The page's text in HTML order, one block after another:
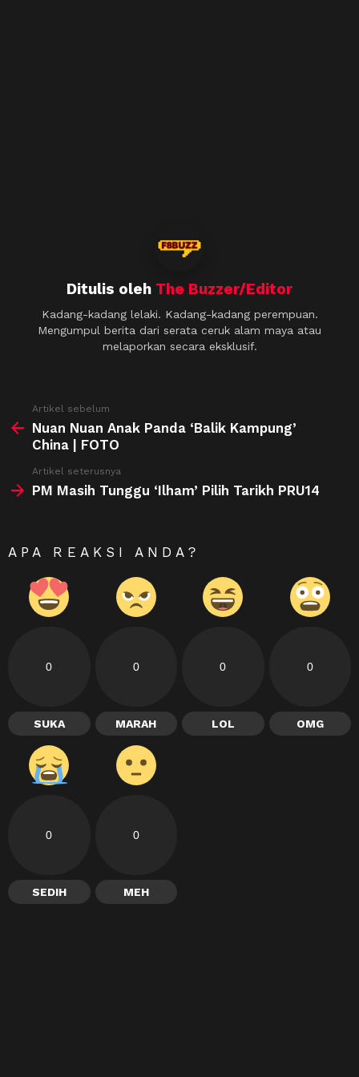
Ditulis oleh The Buzzer/Editor
Kadang-kadang lelaki. Kadang-kadang perempuan.
Mengumpul berita dari serata ceruk alam maya atau
melaporkan secara eksklusif.
more
Artikel sebelum
Nuan Nuan Anak Panda ‘Balik Kampung’
China | FOTO
Artikel seterusnya
PM Masih Tunggu ‘Ilham’ Pilih Tarikh PRU14
APA REAKSI ANDA?
0
SUKA
0
MARAH
0
LOL
0
OMG
0
SEDIH
0
MEH